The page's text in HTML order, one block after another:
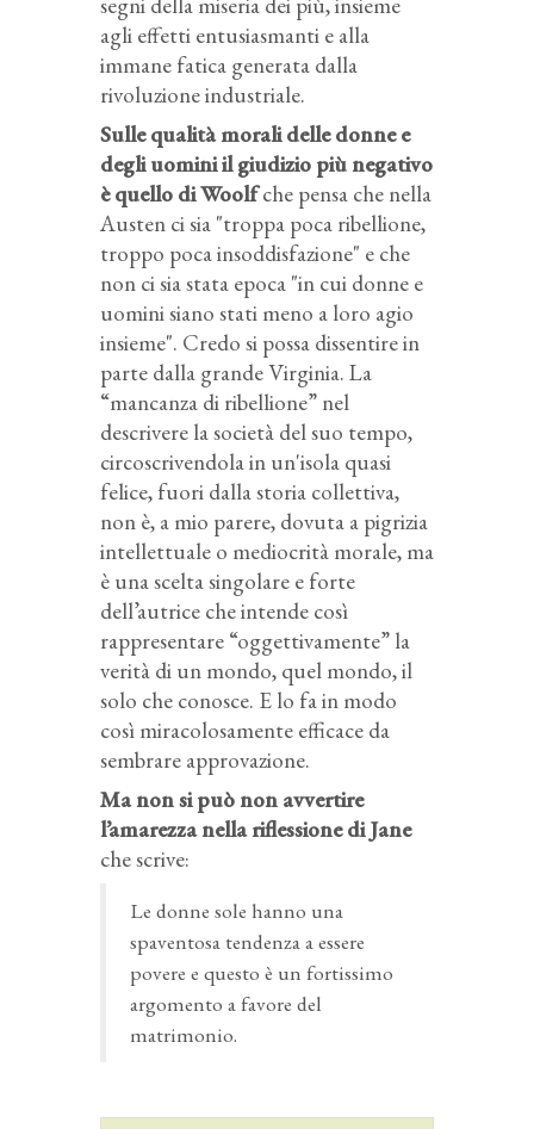
agli effetti entusiasmanti e alla
immane fatica generata dalla
rivoluzione industriale.
Sulle qualità morali delle donne e
degli uomini il giudizio più negativo
è quello di Woolfche pensa che nella
Austen ci sia "troppa poca ribellione,
troppo poca insoddisfazione" e che
non ci sia stata epoca "in cui donne e
uomini siano stati meno a loro agio
insieme". Credo si possa dissentire in
parte dalla grande Virginia. La
“mancanza di ribellione” nel
descrivere la società del suo tempo,
circoscrivendola in un'isola quasi
felice, fuori dalla storia collettiva,
non è, a mio parere, dovuta a pigrizia
intellettuale o mediocrità morale, ma
è una scelta singolare e forte
dell’autrice che intende così
rappresentare “oggettivamente” la
verità di un mondo, quel mondo, il
solo che conosce. E lo fa in modo
così miracolosamente efficace da
sembrare approvazione.
Ma non si può non avvertire
l’amarezza nella riflessione di Jane
che scrive:
Le donne sole hanno una
spaventosa tendenza a essere
povere e questo è un fortissimo
argomento a favore del
matrimonio.